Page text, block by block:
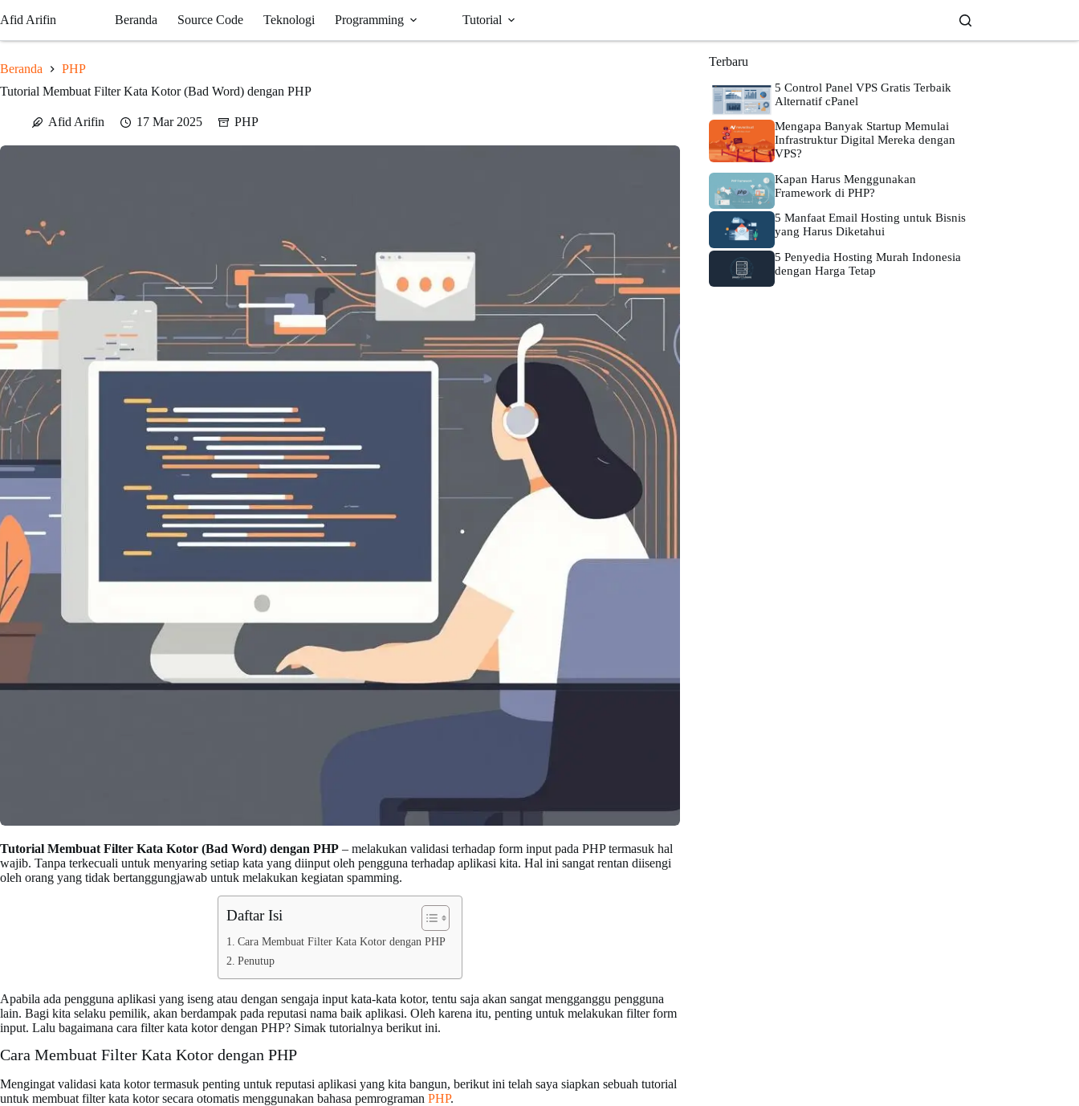
to
Afid Arifin Beranda Source Code Teknologi Programming Tutorial
Beranda
PHP
Tutorial Membuat Filter Kata Kotor (Bad Word) dengan PHP
Afid Arifin 17 Mar 2025 PHP
Tutorial Membuat Filter Kata Kotor (Bad Word) dengan PHP – melakukan validasi terhadap form input pada PHP termasuk hal
wajib. Tanpa terkecuali untuk menyaring setiap kata yang diinput oleh pengguna terhadap aplikasi kita. Hal ini sangat rentan diisengi
oleh orang yang tidak bertanggungjawab untuk melakukan kegiatan spamming.
Daftar Isi
Cara Membuat Filter Kata Kotor dengan PHP
Penutup
Apabila ada pengguna aplikasi yang iseng atau dengan sengaja input kata-kata kotor, tentu saja akan sangat mengganggu pengguna
lain. Bagi kita selaku pemilik, akan berdampak pada reputasi nama baik aplikasi. Oleh karena itu, penting untuk melakukan filter form
input. Lalu bagaimana cara filter kata kotor dengan PHP? Simak tutorialnya berikut ini.
Cara Membuat Filter Kata Kotor dengan PHP
Mengingat validasi kata kotor termasuk penting untuk reputasi aplikasi yang kita bangun, berikut ini telah saya siapkan sebuah tutorial
untuk membuat filter kata kotor secara otomatis menggunakan bahasa pemrograman PHP.
Terbaru
5 Control Panel VPS Gratis Terbaik
Alternatif cPanel
Mengapa Banyak Startup Memulai
Infrastruktur Digital Mereka dengan
VPS?
Kapan Harus Menggunakan
Framework di PHP?
5 Manfaat Email Hosting untuk Bisnis
yang Harus Diketahui
5 Penyedia Hosting Murah Indonesia
dengan Harga Tetap